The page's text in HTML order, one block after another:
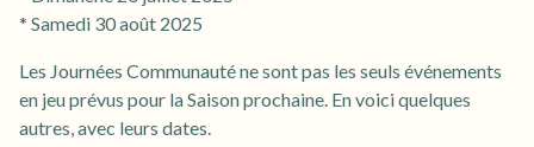
* Samedi 30 août 2025
Les Journées Communauté ne sont pas les seuls événements
en jeu prévus pour la Saison prochaine. En voici quelques
autres, avec leurs dates.